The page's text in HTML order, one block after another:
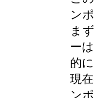
ン
ま
ー
的
現
ン